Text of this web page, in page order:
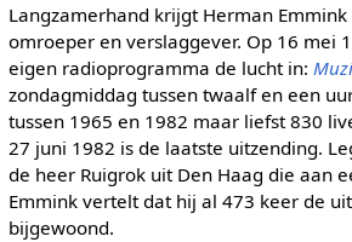
Langzamerhand krijgt Herman
omroeper en verslaggever. Op 16 mei
eigen radioprogramma de lucht in:
zondagmiddag tussen twaalf en een
tussen 1965 en 1982 maar liefst 830
27 juni 1982 is de laatste uitzending.
de heer Ruigrok uit Den Haag die aan
Emmink vertelt dat hij al 473 keer de
bijgewoond.